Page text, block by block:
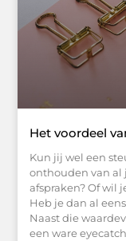
Het voordeel
Kun jij wel een
onthouden van
afspraken? Of wil
Heb je dan al
Naast die
een ware